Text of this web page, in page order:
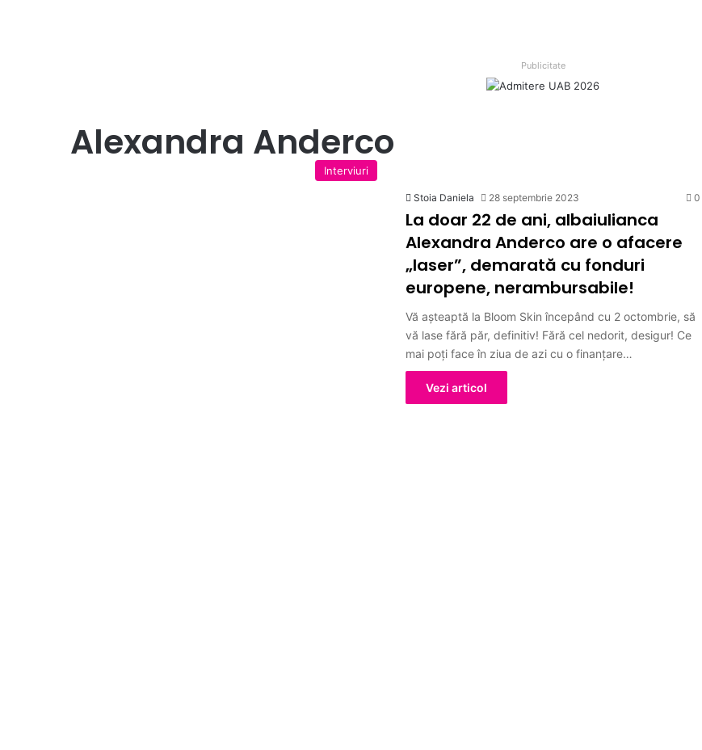
Publicitate
Alexandra Anderco
Interviuri
Stoia Daniela 28 septembrie 2023 0
La doar 22 de ani, albaiulianca
Alexandra Anderco are o afacere
„laser”, demarată cu fonduri
europene, nerambursabile!
Vă așteaptă la Bloom Skin începând cu 2 octombrie, să
vă lase fără păr, definitiv! Fără cel nedorit, desigur! Ce
mai poți face în ziua de azi cu o finanțare…
Vezi articol